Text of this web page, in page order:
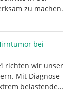
zu machen.
bei
richten wir unser
Mit Diagnose
belastende…